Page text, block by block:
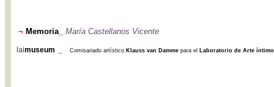
¬ Memoria_ María Castellanos Vicente
laimuseum Comisariado artístico Klauss van Damme para el Laboratorio de Arte íntimo